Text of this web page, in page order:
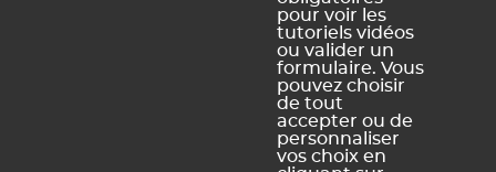
pluriannuel
d'accessibilité
numérique
Légal produits
pour voir les
tutoriels vidéos
ou valider un
formulaire. Vous
pouvez choisir
de tout
accepter ou de
personnaliser
vos choix en